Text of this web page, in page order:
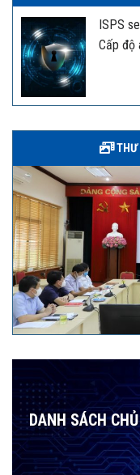
ISPS
Cấp độ
THƯ
DANH SÁCH